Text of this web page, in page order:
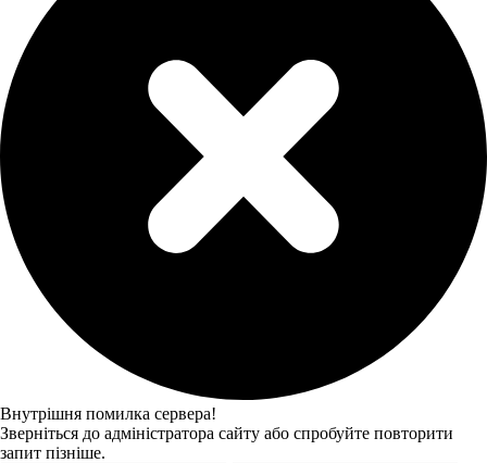
Внутрішня помилка сервера!
Зверніться до адміністратора сайту або спробуйте повторити
запит пізніше.